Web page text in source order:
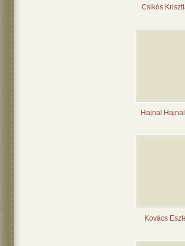
Csikós
Hajnal
Kovács